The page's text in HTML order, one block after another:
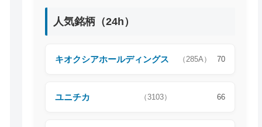
人気銘柄（24h）
キオクシアホールディングス （285A） 70
ユニチカ （3103） 66